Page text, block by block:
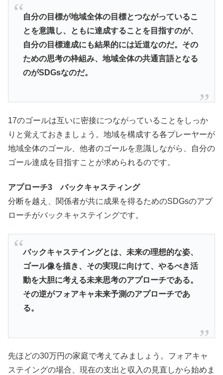
自分の目標が地域全体の目標とつながっているこ
とを意識し、ともに達成することを目指すのが、
自分の目標達成にも結果的には近道なのだ。その
ための思考の枠組み、地域全体の共通言語となる
のがSDGsなのだ。
17のゴールは互いに密接につながっていることをしっか
りと覚えておきましょう。地域を構成する各プレーヤーが
地域全体のゴール、他者のゴールを意識しながら、自分の
ゴール達成を目指すことが求められるのです。
アプローチ3 バックキャスティング
分断を越え、関係者が共に成果を得るためのSDGsのアプ
ローチがバックキャステイングです。
バックキャステイングとは、未来の理想的な姿、
ゴール像を描き、その実現に向けて、やるべき活
動を大胆に考える未来思考のアプローチである。
その逆がフォアキャ未来予測のアプローチであ
る。
先ほどの30万円の家庭で考えてみましょう。フォアキャ
ステイングの場合、現在の支出と収入の見直しから始めま